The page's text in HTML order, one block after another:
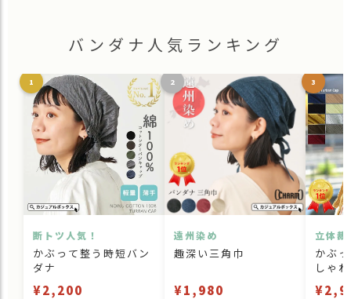
バンダナ人気ランキング
1
断トツ人気！
かぶって整う時短バン
ダナ
¥2,200
2
遠州染め
趣深い三角巾
¥1,980
3
立体
かぶ
しゃ